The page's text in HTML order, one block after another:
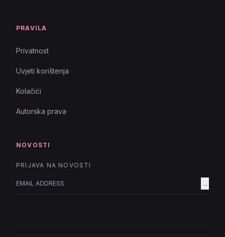
PRAVILA
Privatnost
Uvjeti korištenja
Kolačići
Autorska prava
NOVOSTI
PRIJAVA NA NOVOSTI
→